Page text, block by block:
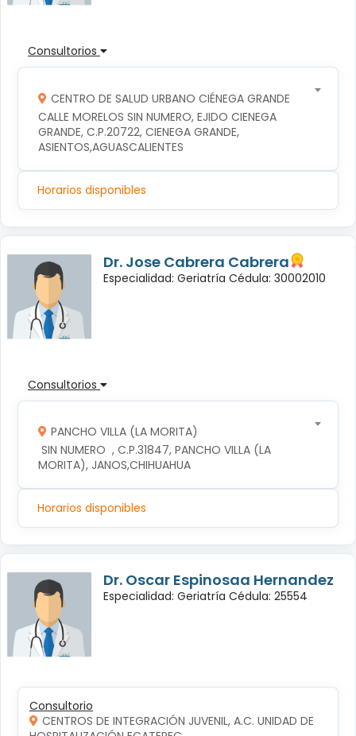
Consultorios
CENTRO DE SALUD URBANO CIÉNEGA GRANDE
CALLE MORELOS SIN NUMERO, EJIDO CIENEGA
GRANDE, C.P.20722, CIENEGA GRANDE,
ASIENTOS,AGUASCALIENTES
Horarios disponibles
Dr. Jose Cabrera Cabrera
Especialidad: Geriatría Cédula: 30002010
Consultorios
PANCHO VILLA (LA MORITA)
MORITA), JANOS,CHIHUAHUA
Horarios disponibles
Dr. Oscar Espinosaa Hernandez
Especialidad: Geriatría Cédula: 25554
Consultorio
CENTROS DE INTEGRACIÓN JUVENIL, A.C. UNIDAD DE